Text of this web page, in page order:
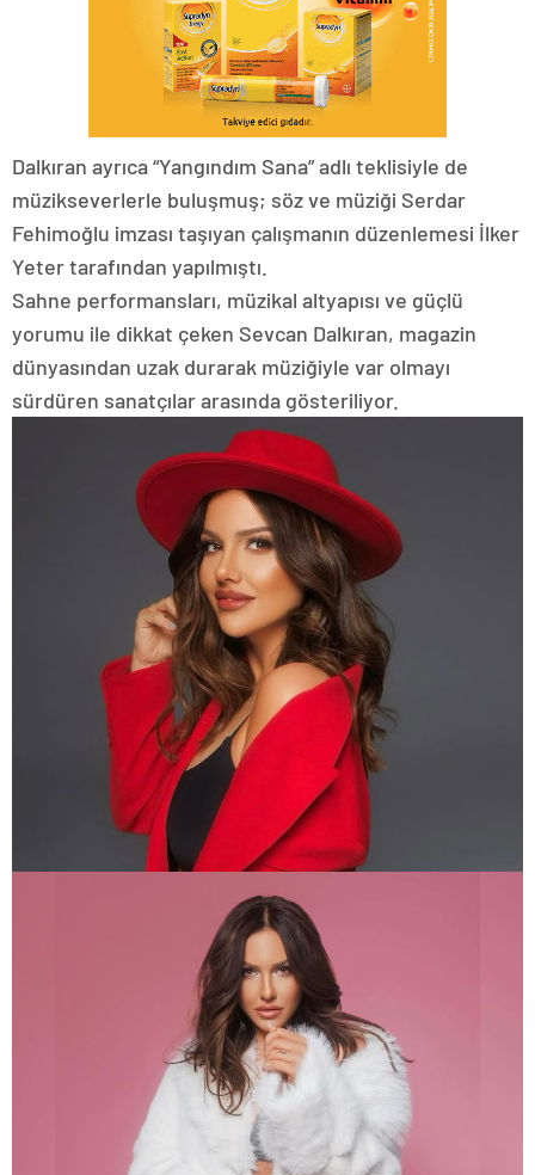
Dalkıran ayrıca “Yangındım Sana” adlı teklisiyle de
müzikseverlerle buluşmuş; söz ve müziği Serdar
Fehimoğlu imzası taşıyan çalışmanın düzenlemesi İlker
Yeter tarafından yapılmıştı.
Sahne performansları, müzikal altyapısı ve güçlü
yorumu ile dikkat çeken Sevcan Dalkıran, magazin
dünyasından uzak durarak müziğiyle var olmayı
sürdüren sanatçılar arasında gösteriliyor.